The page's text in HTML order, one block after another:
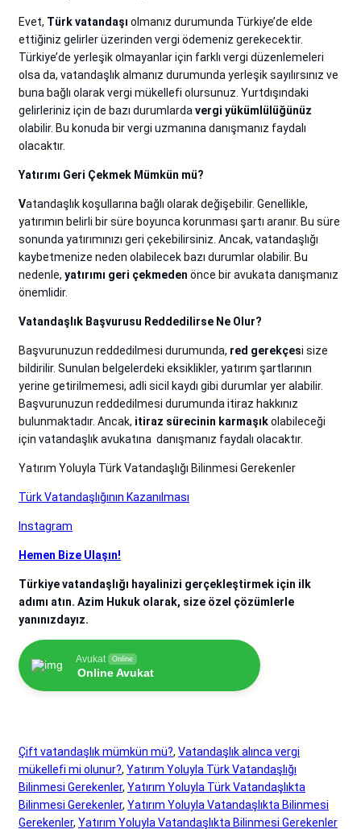
Evet, Türk vatandaşı olmanız durumunda Türkiye’de elde
ettiğiniz gelirler üzerinden vergi ödemeniz gerekecektir.
Türkiye’de yerleşik olmayanlar için farklı vergi düzenlemeleri
olsa da, vatandaşlık almanız durumunda yerleşik sayılırsınız ve
buna bağlı olarak vergi mükellefi olursunuz. Yurtdışındaki
gelirleriniz için de bazı durumlarda vergi yükümlülüğünüz
olabilir. Bu konuda bir vergi uzmanına danışmanız faydalı
olacaktır.
Yatırımı Geri Çekmek Mümkün mü?
Vatandaşlık koşullarına bağlı olarak değişebilir. Genellikle,
yatırımın belirli bir süre boyunca korunması şartı aranır. Bu süre
sonunda yatırımınızı geri çekebilirsiniz. Ancak, vatandaşlığı
kaybetmenize neden olabilecek bazı durumlar olabilir. Bu
nedenle, yatırımı geri çekmeden önce bir avukata danışmanız
önemlidir.
Vatandaşlık Başvurusu Reddedilirse Ne Olur?
Başvurunuzun reddedilmesi durumunda, red gerekçesi size
bildirilir. Sunulan belgelerdeki eksiklikler, yatırım şartlarının
yerine getirilmemesi, adli sicil kaydı gibi durumlar yer alabilir.
Başvurunuzun reddedilmesi durumunda itiraz hakkınız
bulunmaktadır. Ancak, itiraz sürecinin karmaşıkolabileceği
için vatandaşlık avukatına danışmanız faydalı olacaktır.
Yatırım Yoluyla Türk Vatandaşlığı Bilinmesi Gerekenler
Türk Vatandaşlığının Kazanılması
Instagram
Hemen Bize Ulaşın!
Türkiye vatandaşlığı hayalinizi gerçekleştirmek için ilk
adımı atın. Azim Hukuk olarak, size özel çözümlerle
yanınızdayız.
Avukat Online
Online Avukat
Çift vatandaşlık mümkün mü?, Vatandaşlık alınca vergi
mükellefi mi olunur?, Yatırım Yoluyla Türk Vatandaşlığı
Bilinmesi Gerekenler, Yatırım Yoluyla Türk Vatandaşlıkta
Bilinmesi Gerekenler, Yatırım Yoluyla Vatandaşlıkta Bilinmesi
Gerekenler, Yatırım Yoluyla Vatandaşlıkta Bilinmesi Gerekenler